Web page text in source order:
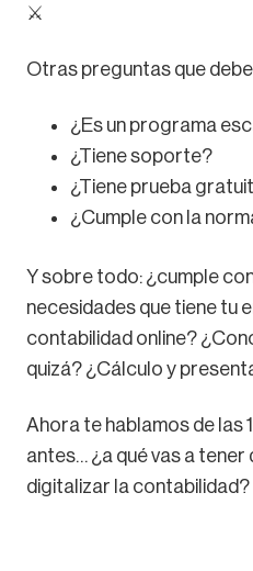
⚔️
Otras preguntas que
¿Es un programa
¿Tiene soporte?
¿Tiene prueba
¿Cumple con la
Y sobre todo: ¿cumple
necesidades que tiene tu
contabilidad online?
quizá? ¿Cálculo y
Ahora te hablamos de las
antes… ¿a qué vas a
digitalizar la contabilidad?